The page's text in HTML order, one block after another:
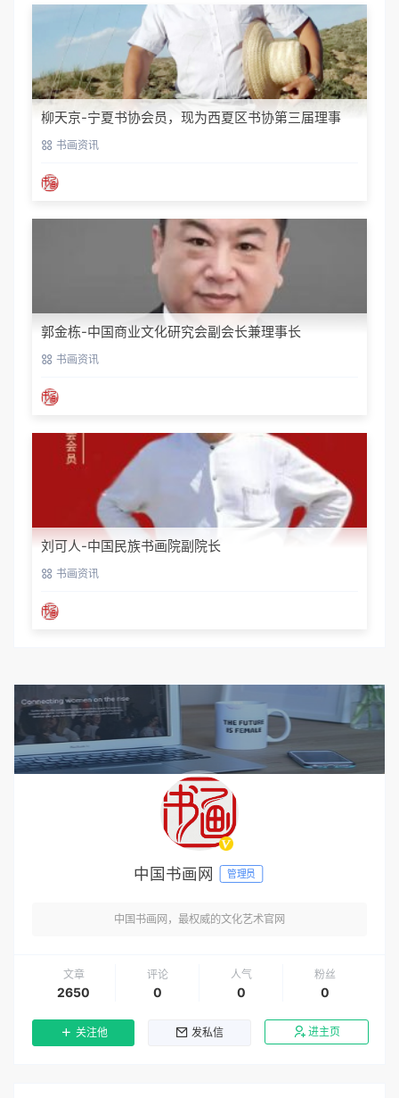
柳天京-宁夏书协会员，现为西夏区书协第三届理事
书画资讯
郭金栋-中国商业文化研究会副会长兼理事长
书画资讯
刘可人-中国民族书画院副院长
书画资讯
中国书画网 管理员
中国书画网，最权威的文化艺术官网
文章
2650
评论
0
人气
0
粉丝
0
关注他 发私信 进主页